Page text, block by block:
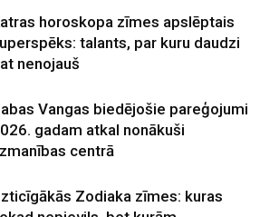
horoskopa zīmes apslēptais
talants, par kuru daudzi
nenojauš
Vangas biedējošie pareģojumi
gadam atkal nonākuši
centrā
Zodiaka zīmes: kuras